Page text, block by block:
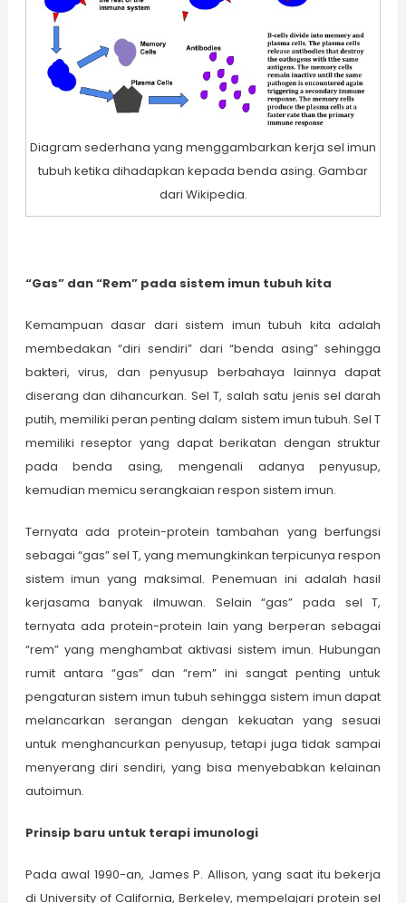
Diagram sederhana yang menggambarkan kerja sel imun
tubuh ketika dihadapkan kepada benda asing. Gambar
dari Wikipedia.
“Gas” dan “Rem” pada sistem imun tubuh kita
Kemampuan dasar dari sistem imun tubuh kita adalah
membedakan “diri sendiri” dari “benda asing” sehingga
bakteri, virus, dan penyusup berbahaya lainnya dapat
diserang dan dihancurkan. Sel T, salah satu jenis sel darah
putih, memiliki peran penting dalam sistem imun tubuh. Sel T
memiliki reseptor yang dapat berikatan dengan struktur
pada benda asing, mengenali adanya penyusup,
kemudian memicu serangkaian respon sistem imun.
Ternyata ada protein-protein tambahan yang berfungsi
sebagai “gas” sel T, yang memungkinkan terpicunya respon
sistem imun yang maksimal. Penemuan ini adalah hasil
kerjasama banyak ilmuwan. Selain “gas” pada sel T,
ternyata ada protein-protein lain yang berperan sebagai
“rem” yang menghambat aktivasi sistem imun. Hubungan
rumit antara “gas” dan “rem” ini sangat penting untuk
pengaturan sistem imun tubuh sehingga sistem imun dapat
melancarkan serangan dengan kekuatan yang sesuai
untuk menghancurkan penyusup, tetapi juga tidak sampai
menyerang diri sendiri, yang bisa menyebabkan kelainan
autoimun.
Prinsip baru untuk terapi imunologi
Pada awal 1990-an, James P. Allison, yang saat itu bekerja
di University of California, Berkeley, mempelajari protein sel